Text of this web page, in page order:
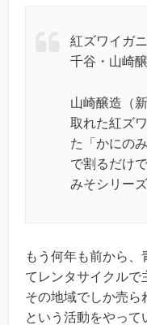
紅ズワイガ
千谷・山崎
山崎醸造（
取れた紅ズ
た「かにの
で割るだけ
みそシリー
もう何年も前から
てレンタサイクルで
その地域でしか売ら
という活動をやって